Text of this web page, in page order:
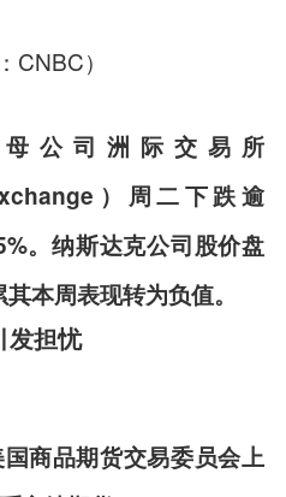
CNBC）
公司洲际交易所
）周二下跌逾
。纳斯达克公司股价盘
本周表现转为负值。
发担忧
商品期货交易委员会上